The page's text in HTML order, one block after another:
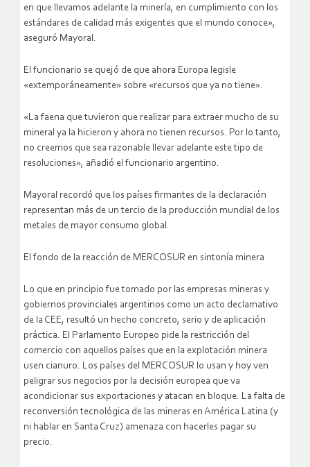
en que llevamos adelante la minería, en cumplimiento con los
estándares de calidad más exigentes que el mundo conoce»,
aseguró Mayoral.
El funcionario se quejó de que ahora Europa legisle
«extemporáneamente» sobre «recursos que ya no tiene».
«La faena que tuvieron que realizar para extraer mucho de su
mineral ya la hicieron y ahora no tienen recursos. Por lo tanto,
no creemos que sea razonable llevar adelante este tipo de
resoluciones», añadió el funcionario argentino.
Mayoral recordó que los países firmantes de la declaración
representan más de un tercio de la producción mundial de los
metales de mayor consumo global.
El fondo de la reacción de MERCOSUR en sintonía minera
Lo que en principio fue tomado por las empresas mineras y
gobiernos provinciales argentinos como un acto declamativo
de la CEE, resultó un hecho concreto, serio y de aplicación
práctica. El Parlamento Europeo pide la restricción del
comercio con aquellos países que en la explotación minera
usen cianuro. Los países del MERCOSUR lo usan y hoy ven
peligrar sus negocios por la decisión europea que va
acondicionar sus exportaciones y atacan en bloque. La falta de
reconversión tecnológica de las mineras en América Latina (y
ni hablar en Santa Cruz) amenaza con hacerles pagar su
precio.